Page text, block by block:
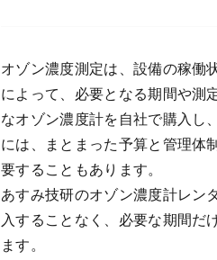
オゾン濃度測定は、設備の稼働
によって、必要となる期間や測
なオゾン濃度計を自社で購入し
には、まとまった予算と管理体
要することもあります。
あすみ技研のオゾン濃度計レン
入することなく、必要な期間だ
ます。